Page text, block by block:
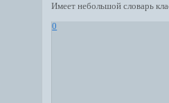
Имеет небольшой словарь
0